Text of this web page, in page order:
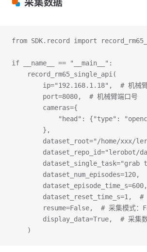
采集数据
from SDK.record import
if __name__ == "__main__":
    record_rm65_single_api(
ip="192.168.1.18",  # 机械
        port=8080,  # 机械臂端口号
        cameras={
"head": {"type":
        },
dataset_root="/home/xxx/
dataset_repo_id="lerobot/
dataset_single_task="grab
dataset_num_episodes=120,
dataset_episode_time_s=600,
dataset_reset_time_s=1,  #
resume=False,  # 采集模式：
display_data=True,  # 采集数
    )